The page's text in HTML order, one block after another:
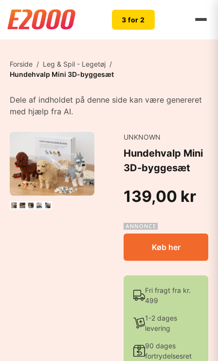
3 for 2
Forside / Leg & Spil - Legetøj /
Hundehvalp Mini 3D-byggesæt
Dele af indholdet på denne side kan være genereret
med hjælp fra AI.
UNKNOWN
Hundehvalp Mini
3D-byggesæt
139,00 kr
Køb her
Fri fragt fra kr.
499
1-2 dages
levering
90 dages
fortrydelsesret